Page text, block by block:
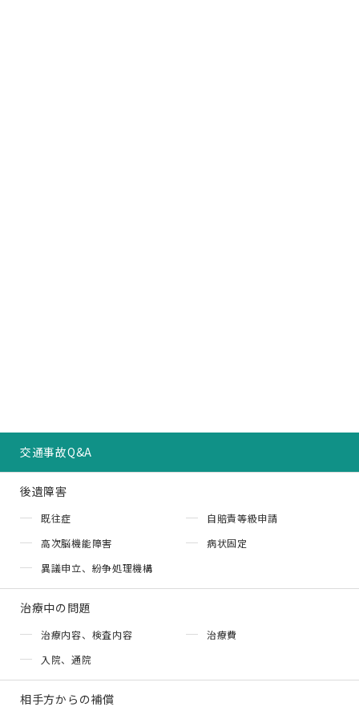
交通事故Q&A
後遺障害
既往症
自賠責等級申請
高次脳機能障害
病状固定
異議申立、紛争処理機構
治療中の問題
治療内容、検査内容
治療費
入院、通院
相手方からの補償